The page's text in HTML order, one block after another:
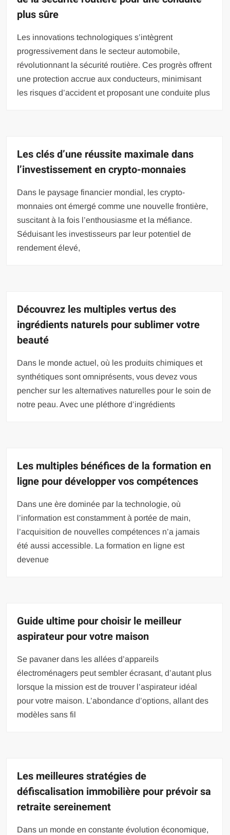
plus sûre
Les innovations technologiques s’intègrent
progressivement dans le secteur automobile,
révolutionnant la sécurité routière. Ces progrès offrent
une protection accrue aux conducteurs, minimisant
les risques d’accident et proposant une conduite plus
Les clés d’une réussite maximale dans
l’investissement en crypto-monnaies
Dans le paysage financier mondial, les crypto-
monnaies ont émergé comme une nouvelle frontière,
suscitant à la fois l’enthousiasme et la méfiance.
Séduisant les investisseurs par leur potentiel de
rendement élevé,
Découvrez les multiples vertus des
ingrédients naturels pour sublimer votre
beauté
Dans le monde actuel, où les produits chimiques et
synthétiques sont omniprésents, vous devez vous
pencher sur les alternatives naturelles pour le soin de
notre peau. Avec une pléthore d’ingrédients
Les multiples bénéfices de la formation en
ligne pour développer vos compétences
Dans une ère dominée par la technologie, où
l’information est constamment à portée de main,
l’acquisition de nouvelles compétences n’a jamais
été aussi accessible. La formation en ligne est
devenue
Guide ultime pour choisir le meilleur
aspirateur pour votre maison
Se pavaner dans les allées d’appareils
électroménagers peut sembler écrasant, d’autant plus
lorsque la mission est de trouver l’aspirateur idéal
pour votre maison. L’abondance d’options, allant des
modèles sans fil
Les meilleures stratégies de
défiscalisation immobilière pour prévoir sa
retraite sereinement
Dans un monde en constante évolution économique,